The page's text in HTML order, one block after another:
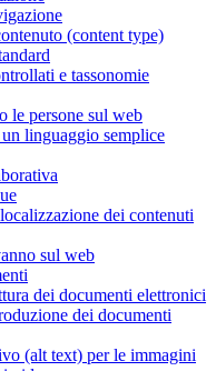
(content type)
e tassonomie
le persone sul web
linguaggio semplice
dei contenuti
sul web
dei documenti elettronici
dei documenti
(alt text) per le immagini